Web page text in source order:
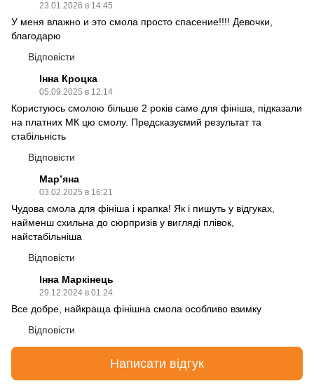
23.01.2026 в 14:45
У меня влажно и это смола просто спасение!!!! Девочки,
благодарю
Відповісти
Інна Кроцка
05.09.2025 в 12:14
Користуюсь смолою більше 2 років саме для фініша, підказали
на платних МК цю смолу. Предсказуємий результат та
стабільність
Відповісти
Марʼяна
03.02.2025 в 16:21
Чудова смола для фініша і крапка! Як і пишуть у відгуках,
найменш схильна до сюрпризів у вигляді плівок,
найстабільніша
Відповісти
Інна Маркінець
29.12.2024 в 01:24
Все добре, найкраща фінішна смола особливо взимку
Відповісти
Написати відгук